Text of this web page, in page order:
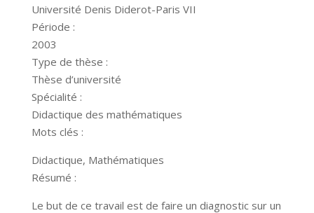
Université Denis Diderot-Paris VII
Période :
2003
Type de thèse :
Thèse d’université
Spécialité :
Didactique des mathématiques
Mots clés :
Didactique, Mathématiques
Résumé :
Le but de ce travail est de faire un diagnostic sur un